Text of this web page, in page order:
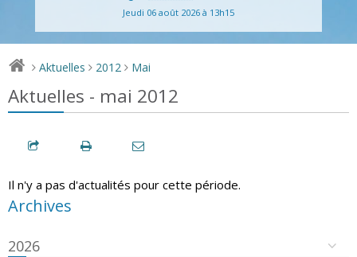
Jeudi 06 août 2026 à 13h15
> Aktuelles > 2012 > Mai
Aktuelles - mai 2012
Il n'y a pas d'actualités pour cette période.
Archives
2026